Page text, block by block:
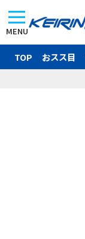
MENU
TOP おスス目